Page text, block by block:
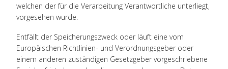
welchen der für die Verarbeitung Verantwortliche unterliegt,
vorgesehen wurde.
Entfällt der Speicherungszweck oder läuft eine vom
Europäischen Richtlinien- und Verordnungsgeber oder
einem anderen zuständigen Gesetzgeber vorgeschriebene